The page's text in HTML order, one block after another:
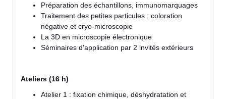
Préparation des échantillons, immunomarquages
Traitement des petites particules : coloration
négative et cryo-microscopie
La 3D en microscopie électronique
Séminaires d'application par 2 invités extérieurs
Ateliers (16 h)
Atelier 1 : fixation chimique, déshydratation et